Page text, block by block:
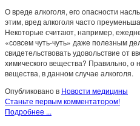
О вреде алкоголя, его опасности
этим, вред алкоголя часто
Некоторые считают, например,
«совсем чуть-чуть» даже полезным
свидетельствовать удовольствие от
химического вещества? Правильно, о
вещества, в данном случае алкоголя.
Опубликовано в Новости медицины
Станьте первым комментатором!
Подробнее ...